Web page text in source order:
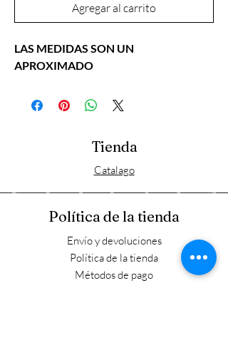
Agregar al carrito
LAS MEDIDAS SON UN
APROXIMADO
Tienda
Catalago
Política de la tienda
Envío y devoluciones
Política de la tienda
Métodos de pago